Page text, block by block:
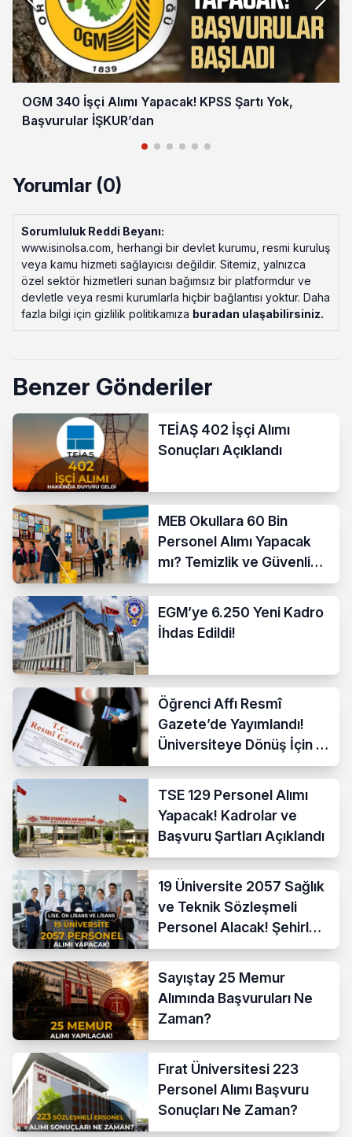
OGM 340 İşçi Alımı Yapacak! KPSS Şartı Yok,
Başvurular İŞKUR’dan
Yorumlar (0)
Sorumluluk Reddi Beyanı:
www.isinolsa.com, herhangi bir devlet kurumu, resmi kuruluş
veya kamu hizmeti sağlayıcısı değildir. Sitemiz, yalnızca
özel sektör hizmetleri sunan bağımsız bir platformdur ve
devletle veya resmi kurumlarla hiçbir bağlantısı yoktur. Daha
fazla bilgi için gizlilik politikamıza buradan ulaşabilirsiniz.
Benzer Gönderiler
TEİAŞ 402 İşçi Alımı
Sonuçları Açıklandı
MEB Okullara 60 Bin
Personel Alımı Yapacak
mı? Temizlik ve Güvenlik
İçin İlk Detaylar
EGM’ye 6.250 Yeni Kadro
İhdas Edildi!
Öğrenci Affı Resmî
Gazete’de Yayımlandı!
Üniversiteye Dönüş İçin 4
Ay Süre
TSE 129 Personel Alımı
Yapacak! Kadrolar ve
Başvuru Şartları Açıklandı
19 Üniversite 2057 Sağlık
ve Teknik Sözleşmeli
Personel Alacak! Şehirler
Açıklandı
Sayıştay 25 Memur
Alımında Başvuruları Ne
Zaman?
Fırat Üniversitesi 223
Personel Alımı Başvuru
Sonuçları Ne Zaman?